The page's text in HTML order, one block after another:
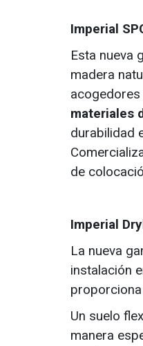
Imperial
Esta nueva
madera
acogedores
materiales
durabilidad
de
Imperial
La nueva
instalación
Un suelo
manera